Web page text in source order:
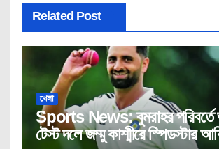
Related Post
খেলা
Sports News: বুমরাহর পরিবর্তে
টেস্ট দলে জম্মু কাশ্মীরে স্পিডস্টার